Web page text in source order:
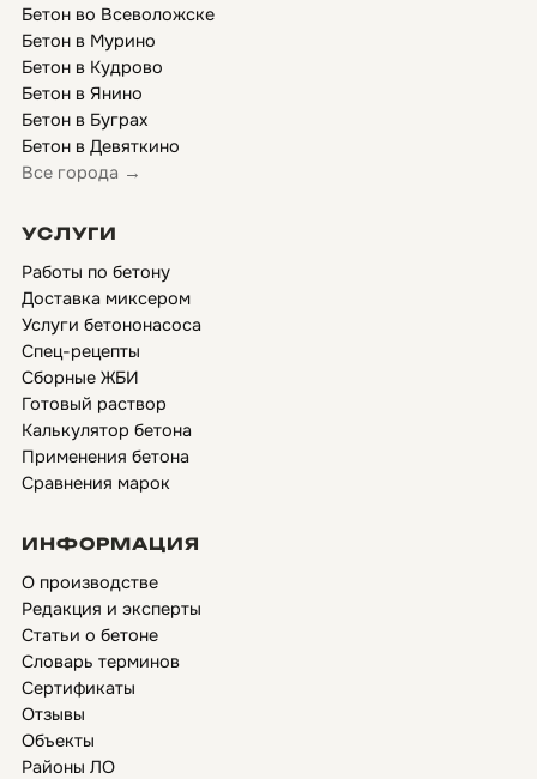
Бетон во Всеволожске
Бетон в Мурино
Бетон в Кудрово
Бетон в Янино
Бетон в Буграх
Бетон в Девяткино
Все города →
УСЛУГИ
Работы по бетону
Доставка миксером
Услуги бетононасоса
Спец-рецепты
Сборные ЖБИ
Готовый раствор
Калькулятор бетона
Применения бетона
Сравнения марок
ИНФОРМАЦИЯ
О производстве
Редакция и эксперты
Статьи о бетоне
Словарь терминов
Сертификаты
Отзывы
Объекты
Районы ЛО